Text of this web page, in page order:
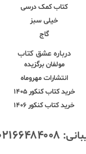
کتاب کمک درسی
خیلی سبز
گاج
درباره عشق کتاب
مولفان برگزیده
انتشارات مهروماه
خرید کتاب کنکور 1405
خرید کتاب کنکور 1406